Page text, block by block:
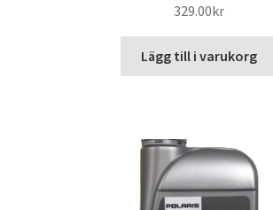
329.00kr
Lägg till i varukorg